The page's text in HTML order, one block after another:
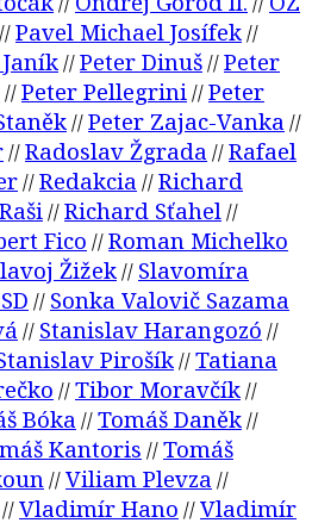
//Pavel Michael Josífek//
//Peter Dinuš//Peter
//Peter Pellegrini//Peter
//Peter Zajac-Vanka //
//Radoslav Žgrada //Rafael
//Redakcia //Richard
//Richard Sťahel//
Fico //Roman Michelko
Žižek// Slavomíra
// Sonka Valovič Sazama
// Stanislav Harangozó //
Pirošík//Tatiana
//Tibor Moravčík//
Bóka //Tomáš Daněk//
Kantoris //Tomáš
//Viliam Plevza //
//Vladimír Hano //Vladimír